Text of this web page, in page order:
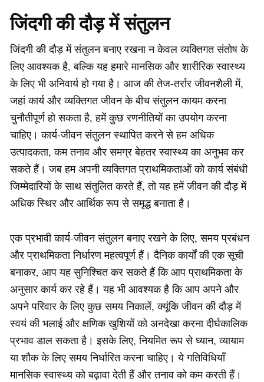
जिंदगी की दौड़ में संतुलन
जिंदगी की दौड़ में संतुलन बनाए रखना न केवल व्यक्तिगत संतोष के
लिए आवश्यक है, बल्कि यह हमारे मानसिक और शारीरिक स्वास्थ्य
के लिए भी अनिवार्य हो गया है। आज की तेज-तर्रार जीवनशैली में,
जहां कार्य और व्यक्तिगत जीवन के बीच संतुलन कायम करना
चुनौतीपूर्ण हो सकता है, हमें कुछ रणनीतियों का उपयोग करना
चाहिए। कार्य-जीवन संतुलन स्थापित करने से हम अधिक
उत्पादकता, कम तनाव और समग्र बेहतर स्वास्थ्य का अनुभव कर
सकते हैं। जब हम अपनी व्यक्तिगत प्राथमिकताओं को कार्य संबंधी
जिम्मेदारियों के साथ संतुलित करते हैं, तो यह हमें जीवन की दौड़ में
अधिक स्थिर और आर्थिक रूप से समृद्ध बनाता है।
एक प्रभावी कार्य-जीवन संतुलन बनाए रखने के लिए, समय प्रबंधन
और प्राथमिकता निर्धारण महत्वपूर्ण हैं। दैनिक कार्यों की एक सूची
बनाकर, आप यह सुनिश्चित कर सकते हैं कि आप प्राथमिकता के
अनुसार कार्य कर रहे हैं। यह भी आवश्यक है कि आप अपने और
अपने परिवार के लिए कुछ समय निकालें, क्यूंकि जीवन की दौड़ में
स्वयं की भलाई और क्षणिक खुशियों को अनदेखा करना दीर्घकालिक
प्रभाव डाल सकता है। इसके लिए, नियमित रूप से ध्यान, व्यायाम
या शौक के लिए समय निर्धारित करना चाहिए। ये गतिविधियाँ
मानसिक स्वास्थ्य को बढ़ावा देती हैं और तनाव को कम करती हैं।